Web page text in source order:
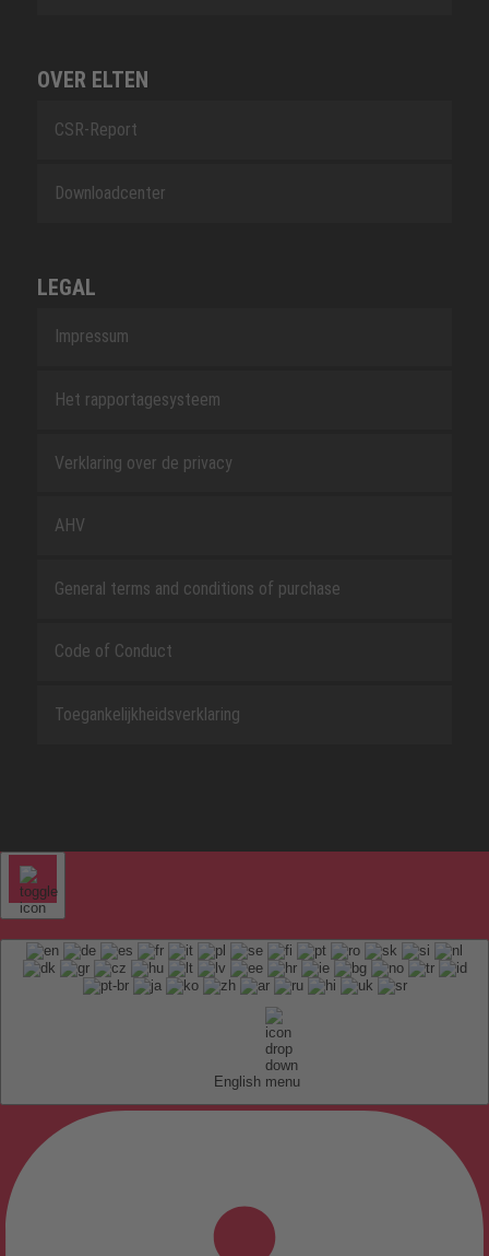
OVER ELTEN
CSR-Report
Downloadcenter
LEGAL
Impressum
Het rapportagesysteem
Verklaring over de privacy
AHV
General terms and conditions of purchase
Code of Conduct
Toegankelijkheidsverklaring
English